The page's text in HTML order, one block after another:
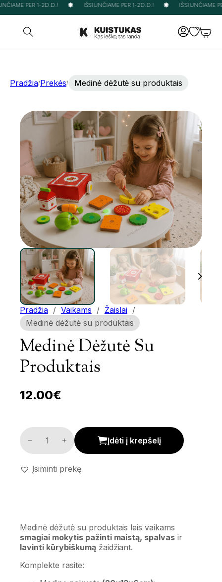
PER 1-2D.D.! IŠSIUNČIAME PER 1-2D.D.! IŠSIUNČIAME
Pradžia/Prekės/ Medinė dėžutė su produktais
Pradžia / Vaikams / Žaislai /
Medinė dėžutė su produktais
Medinė Dėžutė Su
Produktais
12.00€
Medinė dėžutė su produktais kiekis
Įdėti į krepšelį
Įsiminti prekę
Medinė dėžutė su produktais leis vaikams
smagiai mokytis pažinti maistą, spalvas ir
lavinti kūrybiškumąžaidžiant.
Komplekte rasite: